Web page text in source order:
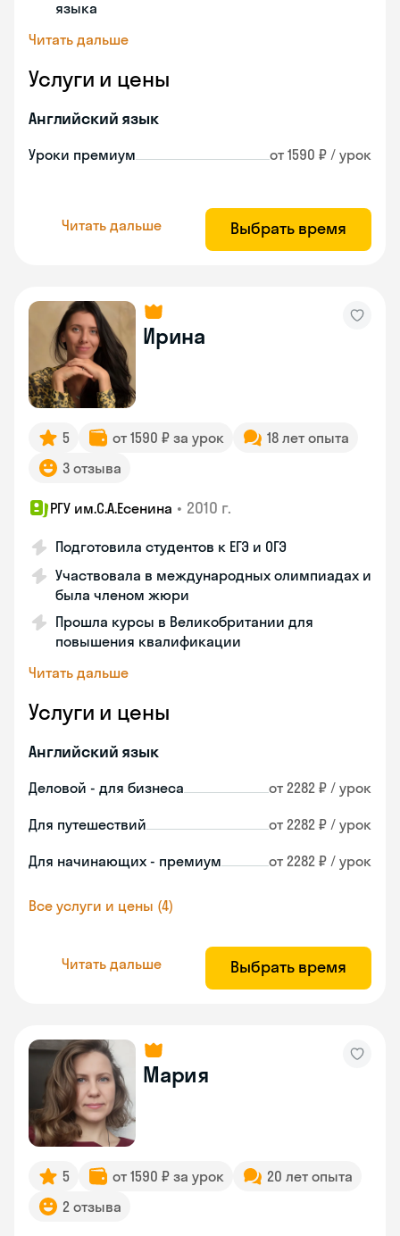
языка
Читать дальше
Услуги и цены
Английский язык
Уроки премиум от 1590 ₽ / урок
Читать дальше Выбрать время
Ирина
5 от 1590 ₽ за урок
18 лет опыта
3 отзыва
РГУ им.С.А.Есенина • 2010 г.
Подготовила студентов к ЕГЭ и ОГЭ
Участвовала в международных олимпиадах и
была членом жюри
Прошла курсы в Великобритании для
повышения квалификации
Читать дальше
Услуги и цены
Английский язык
Деловой - для бизнеса от 2282 ₽ / урок
Для путешествий от 2282 ₽ / урок
Для начинающих - премиум от 2282 ₽ / урок
Все услуги и цены (4)
Читать дальше Выбрать время
Мария
5 от 1590 ₽ за урок
20 лет опыта
2 отзыва